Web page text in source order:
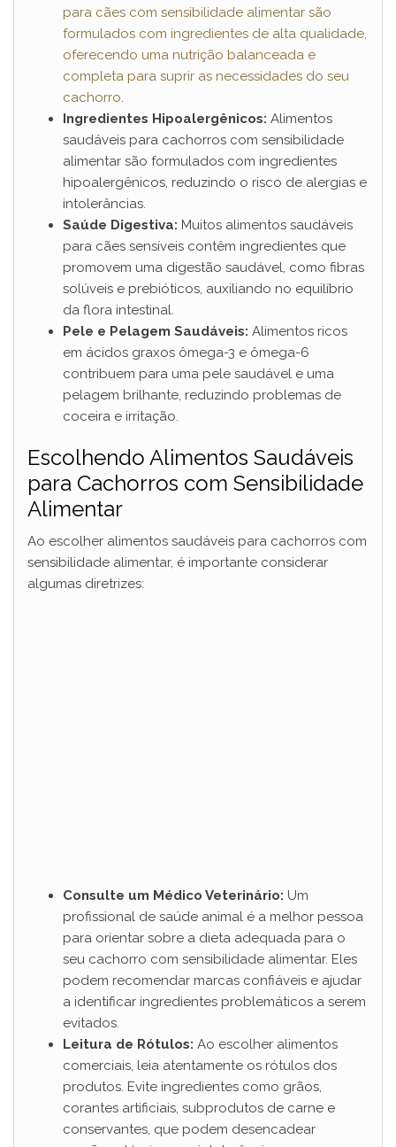
d
e
o
para cães com sensibilidade alimentar são
formulados com ingredientes de alta qualidade,
oferecendo uma nutrição balanceada e
completa para suprir as necessidades do seu
cachorro.
Ingredientes Hipoalergênicos: Alimentos
saudáveis para cachorros com sensibilidade
alimentar são formulados com ingredientes
hipoalergênicos, reduzindo o risco de alergias e
intolerâncias.
Saúde Digestiva: Muitos alimentos saudáveis
para cães sensíveis contêm ingredientes que
promovem uma digestão saudável, como fibras
solúveis e prebióticos, auxiliando no equilíbrio
da flora intestinal.
Pele e Pelagem Saudáveis: Alimentos ricos
em ácidos graxos ômega-3 e ômega-6
contribuem para uma pele saudável e uma
pelagem brilhante, reduzindo problemas de
coceira e irritação.
Escolhendo Alimentos Saudáveis
para Cachorros com Sensibilidade
Alimentar
Ao escolher alimentos saudáveis para cachorros com
sensibilidade alimentar, é importante considerar
algumas diretrizes:
Consulte um Médico Veterinário: Um
profissional de saúde animal é a melhor pessoa
para orientar sobre a dieta adequada para o
seu cachorro com sensibilidade alimentar. Eles
podem recomendar marcas confiáveis ​​e ajudar
a identificar ingredientes problemáticos a serem
evitados.
Leitura de Rótulos: Ao escolher alimentos
comerciais, leia atentamente os rótulos dos
produtos. Evite ingredientes como grãos,
corantes artificiais, subprodutos de carne e
conservantes, que podem desencadear